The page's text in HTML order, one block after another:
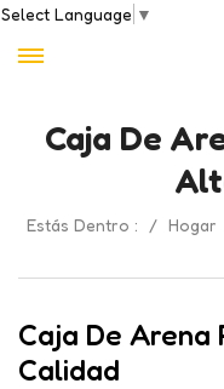
Select Language ▼
Caja De
Estás Dentro : / Hogar
Caja De Arena
Calidad